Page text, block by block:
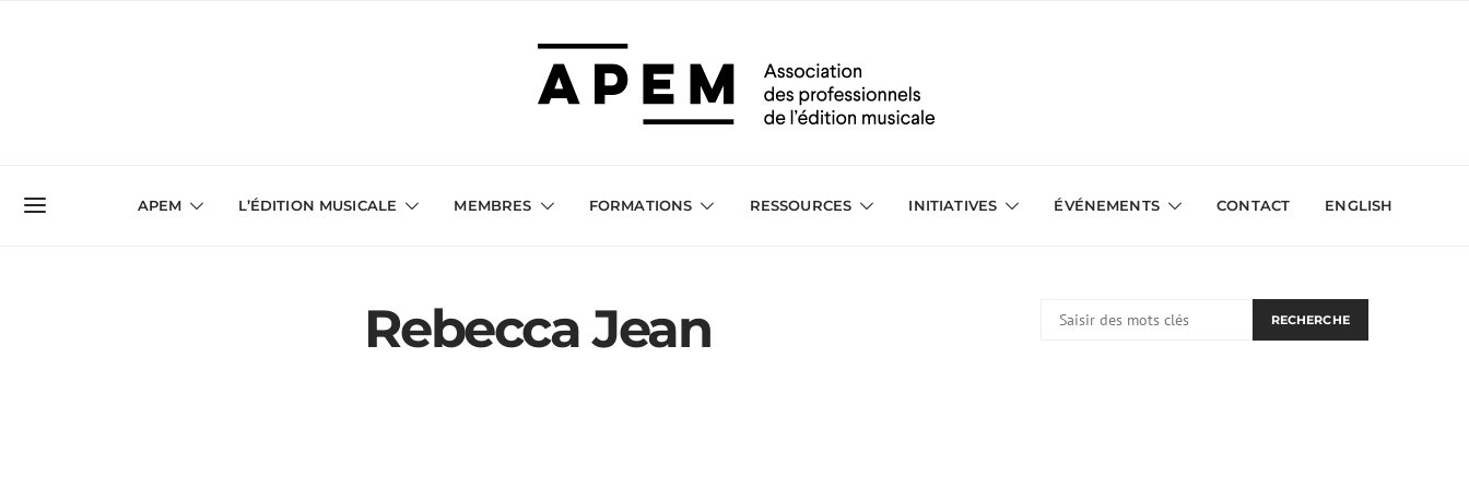
APEM L’ÉDITION MUSICALE MEMBRES FORMATIONS RESSOURCES INITIATIVES ÉVÉNEMENTS CONTACT ENGLISH
Rebecca Jean RECHERCHE